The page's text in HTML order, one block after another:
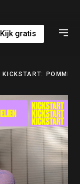
Kijk gratis
KICKSTART: